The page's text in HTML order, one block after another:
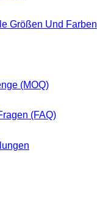
Größen Und Farben
(MOQ)
(FAQ)